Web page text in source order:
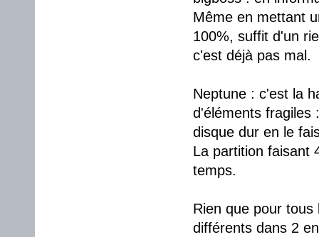
Même en mettant
100%, suffit d'un
c'est déjà pas mal.
Neptune : c'est la
d'éléments fragiles
disque dur en le
La partition faisant
temps.
Rien que pour
différents dans 2